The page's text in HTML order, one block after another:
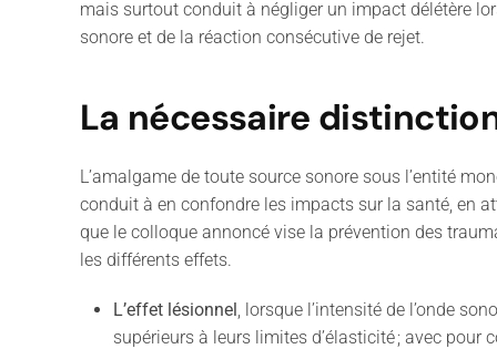
mais surtout conduit à négliger un impact délétère
sonore et de la réaction consécutive de rejet.
La nécessaire
L’amalgame de toute source sonore sous l’entité
conduit à en confondre les impacts sur la santé, en
que le colloque annoncé vise la prévention des
les différents effets.
L’effet lésionnel, lorsque l’intensité de l’onde
supérieurs à leurs limites d’élasticité ; avec